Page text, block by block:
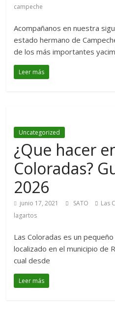
campeche
Acompañanos en nuestra
estado hermano de
de los más importantes
Leer más
Uncategorized
¿Que hacer
Coloradas?
2026
junio 17, 2021 SATO Las
lagartos
Las Coloradas es un
localizado en el municipio de
cual desde
Leer más